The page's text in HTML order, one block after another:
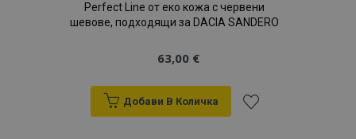
Perfect Line от еко кожа с червени
шевове, подходящи за DACIA SANDERO
63,00 €
Добави В Количка